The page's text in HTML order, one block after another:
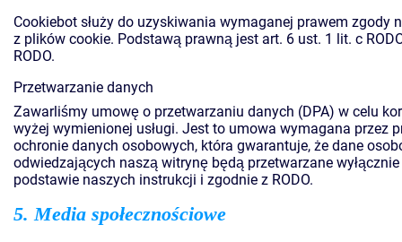
Cookiebot służy do uzyskiwania wymaganej prawem zgody
z plików cookie. Podstawą prawną jest art. 6 ust. 1 lit. c
RODO.
Przetwarzanie danych
Zawarliśmy umowę o przetwarzaniu danych (DPA) w celu
wyżej wymienionej usługi. Jest to umowa wymagana przez
ochronie danych osobowych, która gwarantuje, że dane
odwiedzających naszą witrynę będą przetwarzane
podstawie naszych instrukcji i zgodnie z RODO.
5. Media społecznościowe